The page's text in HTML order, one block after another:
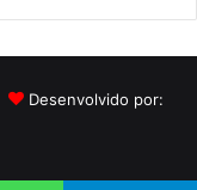
Desenvolvido por: